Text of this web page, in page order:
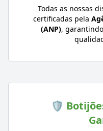
Todas as nossas
certificadas pela
(ANP),
🛡️